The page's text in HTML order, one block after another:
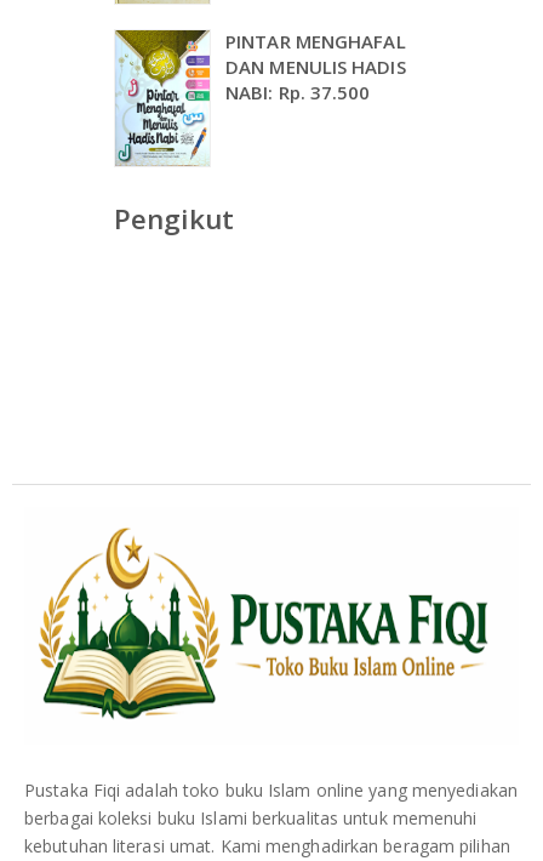
PINTAR MENGHAFAL
DAN MENULIS HADIS
NABI: Rp. 37.500
Pengikut
Pustaka Fiqi adalah toko buku Islam online yang menyediakan
berbagai koleksi buku Islami berkualitas untuk memenuhi
kebutuhan literasi umat. Kami menghadirkan beragam pilihan